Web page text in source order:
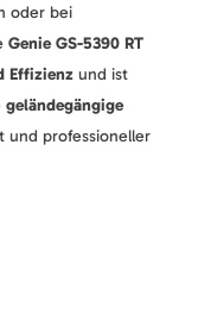
oder bei
Genie GS-5390 RT
Effizienz und ist
geländegängige
und professioneller